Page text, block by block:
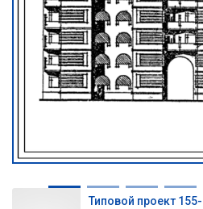
Типовой проект